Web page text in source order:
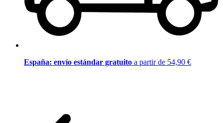
España: envío estándar gratuito a partir de 54,90 €